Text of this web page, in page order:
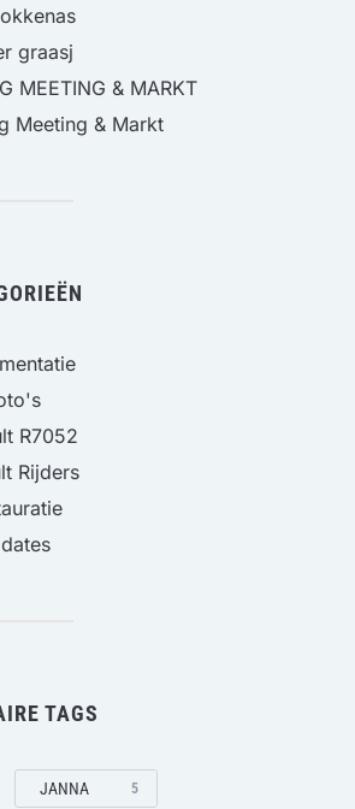
graasj
MEETING & MARKT
Meeting & Markt
R7052
Rijders
TAGS
JANNA 5